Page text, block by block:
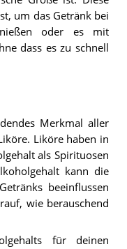
um das Getränk bei
oder es mit
dass es zu schnell
Merkmal aller
Liköre haben in
als Spirituosen
kann die
beeinflussen
wie berauschend
für deinen